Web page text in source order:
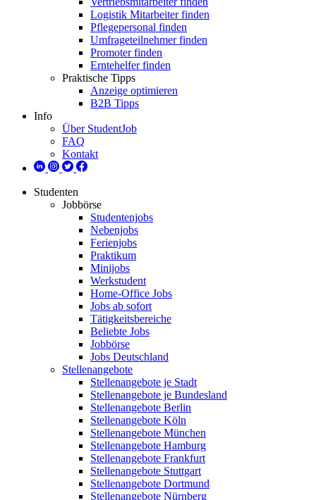
Logistik Mitarbeiter finden
Pflegepersonal finden
Umfrageteilnehmer finden
Promoter finden
Erntehelfer finden
Praktische Tipps
Anzeige optimieren
B2B Tipps
Info
Über StudentJob
FAQ
Kontakt
Studenten
Jobbörse
Studentenjobs
Nebenjobs
Ferienjobs
Praktikum
Minijobs
Werkstudent
Home-Office Jobs
Jobs ab sofort
Tätigkeitsbereiche
Beliebte Jobs
Jobbörse
Jobs Deutschland
Stellenangebote
Stellenangebote je Stadt
Stellenangebote je Bundesland
Stellenangebote Berlin
Stellenangebote Köln
Stellenangebote München
Stellenangebote Hamburg
Stellenangebote Frankfurt
Stellenangebote Stuttgart
Stellenangebote Dortmund
Stellenangebote Nürnberg